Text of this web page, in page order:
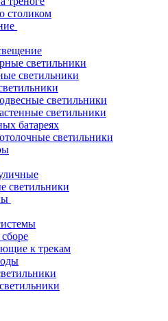
столиком
светильники
светильники
светильники
светильники
батареях
светильники
светильники
к трекам